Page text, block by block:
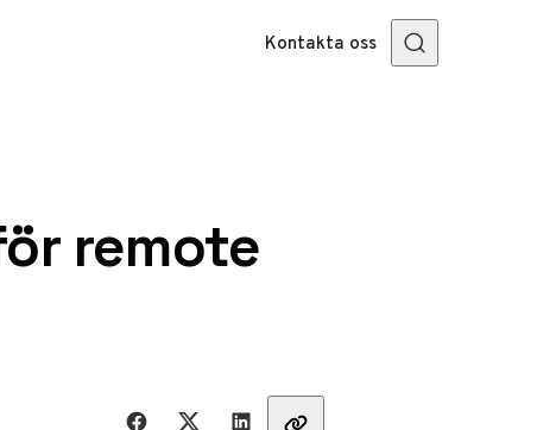
Kontakta oss
remote
Dela med vänner